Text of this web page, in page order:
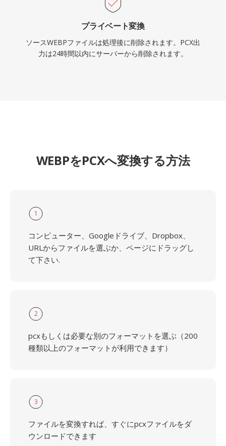
プライベート変換
ソースWEBPファイルは処理後に削除されます。PCX出
力は24時間以内にサーバーから削除されます。
WEBPをPCXへ変換する方法
1
コンピューター、Googleドライブ、Dropbox、
URLからファイルを選ぶか、ページにドラッグし
て下さい.
2
pcxもしくは必要な別のフォーマットを選ぶ（200
種類以上のフォーマットが利用できます）
3
ファイルを変換すれば、すぐにpcxファイルをダ
ウンロードできます